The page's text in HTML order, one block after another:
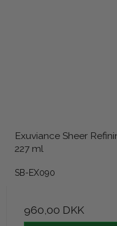
Exuviance Sheer
227 ml
SB-EX090
960,00 DKK